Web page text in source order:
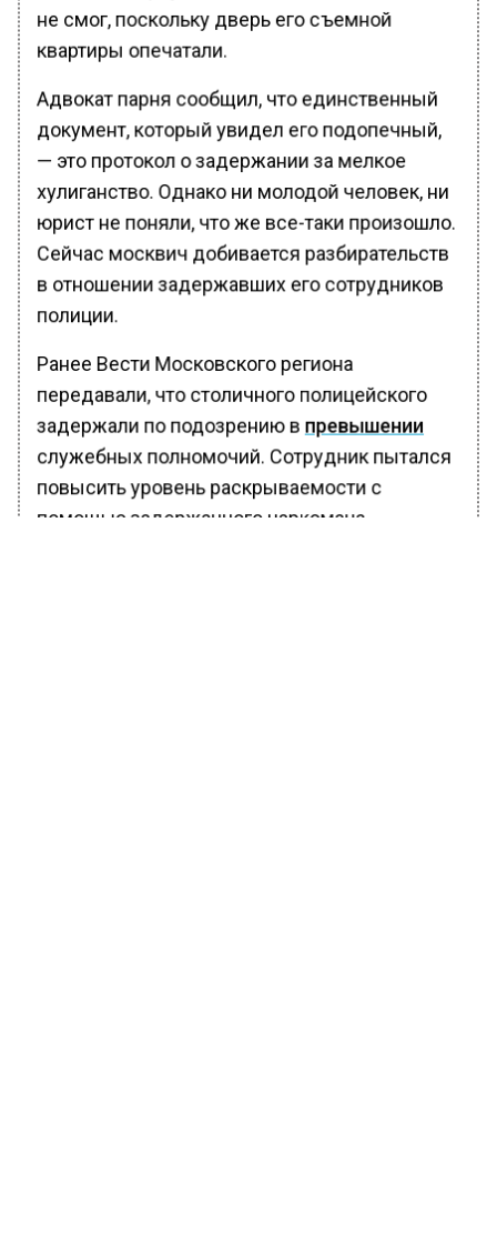
не смог, поскольку дверь его съемной
квартиры опечатали.
Адвокат парня сообщил, что единственный
документ, который увидел его подопечный,
— это протокол о задержании за мелкое
хулиганство. Однако ни молодой человек, ни
юрист не поняли, что же все-таки произошло.
Сейчас москвич добивается разбирательств
в отношении задержавших его сотрудников
полиции.
Ранее Вести Московского региона
передавали, что столичного полицейского
задержали по подозрению в превышении
служебных полномочий. Сотрудник пытался
повысить уровень раскрываемости с
помощью задержанного наркомана.